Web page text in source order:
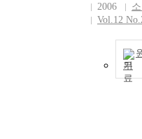
2006
Vol.12
기